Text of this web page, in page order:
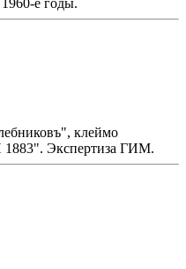
е годы.
клеймо
1883". Экспертиза ГИМ.